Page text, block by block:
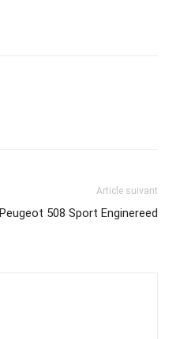
Article suivant
Peugeot 508 Sport Enginereed